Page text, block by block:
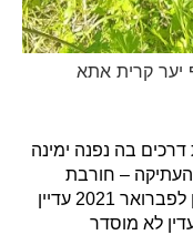
יער קרית אתא
בה נפנה ימינה
העתיקה – חורבת
אושה. מדובר על אתר ארכיאולוגי שנכון לפברואר 2021 עדיין
לא מוסדר